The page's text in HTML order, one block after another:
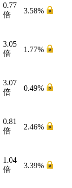
0.77
倍
3.58%
3.05
倍
1.77%
3.07
倍
0.49%
0.81
倍
2.46%
1.04
倍
3.39%